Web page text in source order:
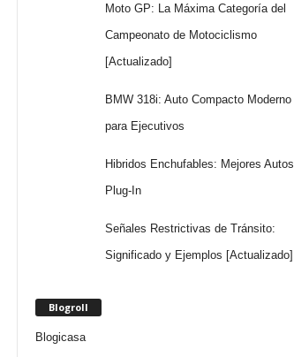
Moto GP: La Máxima Categoría del
Campeonato de Motociclismo
[Actualizado]
BMW 318i: Auto Compacto Moderno
para Ejecutivos
Hibridos Enchufables: Mejores Autos
Plug-In
Señales Restrictivas de Tránsito:
Significado y Ejemplos [Actualizado]
Blogroll
Blogicasa